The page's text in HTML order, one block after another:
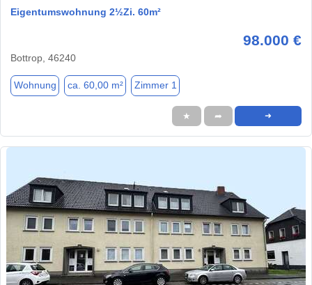
Eigentumswohnung 2½Zi. 60m²
98.000 €
Bottrop, 46240
Wohnung ca. 60,00 m² Zimmer 1
★ ➦ ➜